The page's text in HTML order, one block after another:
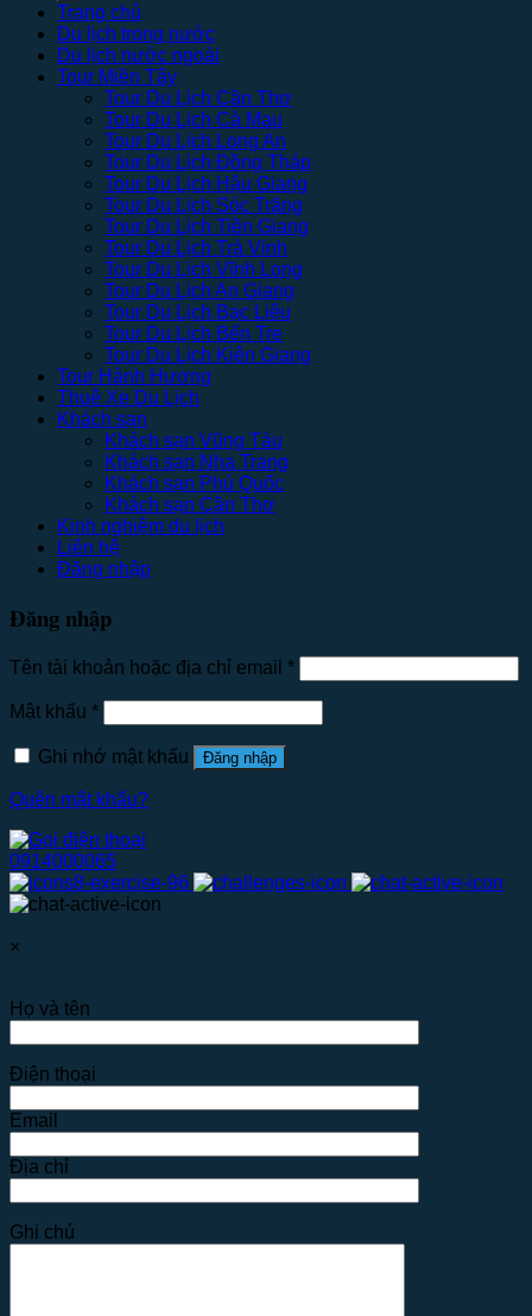
Trang chủ
Du lịch trong nước
Du lịch nước ngoài
Tour Miền Tây
Tour Du Lịch Cần Thơ
Tour Du Lịch Cà Mau
Tour Du Lịch Long An
Tour Du Lịch Đồng Tháp
Tour Du Lịch Hậu Giang
Tour Du Lịch Sóc Trăng
Tour Du Lịch Tiền Giang
Tour Du Lịch Trà Vinh
Tour Du Lịch Vĩnh Long
Tour Du Lịch An Giang
Tour Du Lịch Bạc Liêu
Tour Du Lịch Bến Tre
Tour Du Lịch Kiên Giang
Tour Hành Hương
Thuê Xe Du Lịch
Khách sạn
Khách sạn Vũng Tàu
Khách sạn Nha Trang
Khách sạn Phú Quốc
Khách sạn Cần Thơ
Kinh nghiệm du lịch
Liên hệ
Đăng nhập
Đăng nhập
Tên tài khoản hoặc địa chỉ email *
Mật khẩu *
Ghi nhớ mật khẩu Đăng nhập
Quên mật khẩu?
0914000065
×
Họ và tên
Điện thoại
Email
Địa chỉ
Ghi chú